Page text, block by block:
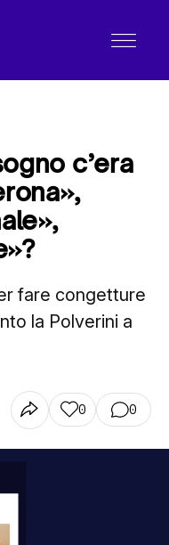
c’era
fare congetture
la Polverini a
0 0